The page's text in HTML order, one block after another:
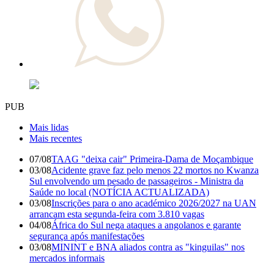
PUB
Mais lidas
Mais recentes
07/08TAAG "deixa cair" Primeira-Dama de Moçambique
03/08Acidente grave faz pelo menos 22 mortos no Kwanza
Sul envolvendo um pesado de passageiros - Ministra da
Saúde no local (NOTÍCIA ACTUALIZADA)
03/08Inscrições para o ano académico 2026/2027 na UAN
arrancam esta segunda-feira com 3.810 vagas
04/08África do Sul nega ataques a angolanos e garante
segurança após manifestações
03/08MININT e BNA aliados contra as "kinguilas" nos
mercados informais